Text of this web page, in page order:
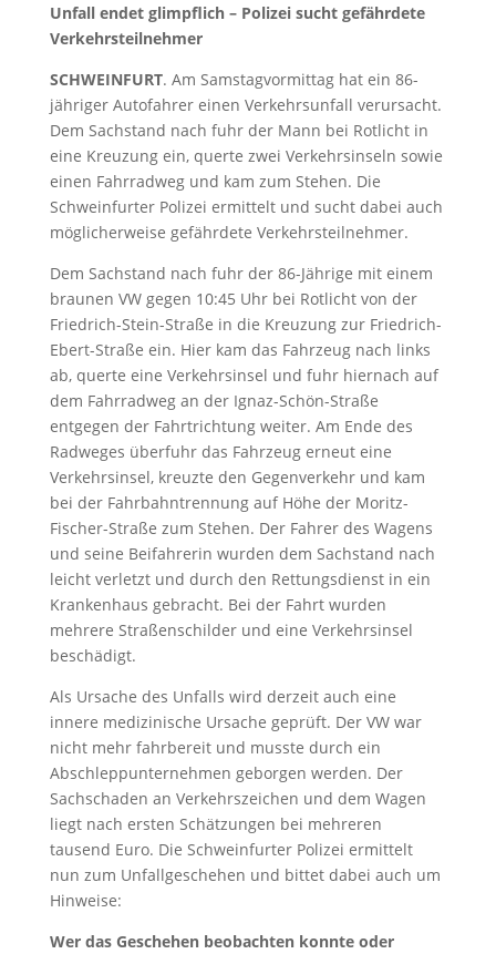
Unfall endet glimpflich – Polizei sucht gefährdete
Verkehrsteilnehmer
SCHWEINFURT. Am Samstagvormittag hat ein 86-
jähriger Autofahrer einen Verkehrsunfall verursacht.
Dem Sachstand nach fuhr der Mann bei Rotlicht in
eine Kreuzung ein, querte zwei Verkehrsinseln sowie
einen Fahrradweg und kam zum Stehen. Die
Schweinfurter Polizei ermittelt und sucht dabei auch
möglicherweise gefährdete Verkehrsteilnehmer.
Dem Sachstand nach fuhr der 86-Jährige mit einem
braunen VW gegen 10:45 Uhr bei Rotlicht von der
Friedrich-Stein-Straße in die Kreuzung zur Friedrich-
Ebert-Straße ein. Hier kam das Fahrzeug nach links
ab, querte eine Verkehrsinsel und fuhr hiernach auf
dem Fahrradweg an der Ignaz-Schön-Straße
entgegen der Fahrtrichtung weiter. Am Ende des
Radweges überfuhr das Fahrzeug erneut eine
Verkehrsinsel, kreuzte den Gegenverkehr und kam
bei der Fahrbahntrennung auf Höhe der Moritz-
Fischer-Straße zum Stehen. Der Fahrer des Wagens
und seine Beifahrerin wurden dem Sachstand nach
leicht verletzt und durch den Rettungsdienst in ein
Krankenhaus gebracht. Bei der Fahrt wurden
mehrere Straßenschilder und eine Verkehrsinsel
beschädigt.
Als Ursache des Unfalls wird derzeit auch eine
innere medizinische Ursache geprüft. Der VW war
nicht mehr fahrbereit und musste durch ein
Abschleppunternehmen geborgen werden. Der
Sachschaden an Verkehrszeichen und dem Wagen
liegt nach ersten Schätzungen bei mehreren
tausend Euro. Die Schweinfurter Polizei ermittelt
nun zum Unfallgeschehen und bittet dabei auch um
Hinweise:
Wer das Geschehen beobachten konnte oder